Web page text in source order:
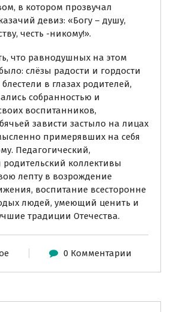
в котором прозвучал
девиз: «Богу – душу,
честь -никому!».
что равнодушных на этом
слёзы радости и гордости
в глазах родителей,
собранностью и
воспитанников,
зависти застыло на лицах
примерявших на себя
Педагогический,
родительский коллективы
лепту в возрождение
воспитание всесторонне
людей, умеющий ценить и
традиции Отечества.
0 Комментарии